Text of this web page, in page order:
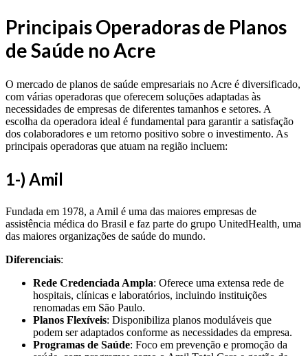
Principais Operadoras de Planos
de Saúde no Acre
O mercado de planos de saúde empresariais no Acre é diversificado,
com várias operadoras que oferecem soluções adaptadas às
necessidades de empresas de diferentes tamanhos e setores. A
escolha da operadora ideal é fundamental para garantir a satisfação
dos colaboradores e um retorno positivo sobre o investimento. As
principais operadoras que atuam na região incluem:
1-) Amil
Fundada em 1978, a Amil é uma das maiores empresas de
assistência médica do Brasil e faz parte do grupo UnitedHealth, uma
das maiores organizações de saúde do mundo.
Diferenciais:
Rede Credenciada Ampla: Oferece uma extensa rede de
hospitais, clínicas e laboratórios, incluindo instituições
renomadas em São Paulo.
Planos Flexíveis: Disponibiliza planos moduláveis que
podem ser adaptados conforme as necessidades da empresa.
Programas de Saúde: Foco em prevenção e promoção da